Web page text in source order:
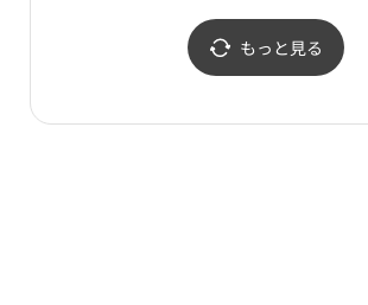
ヘウンデ（海雲台）店
(프로스펙스 세이브존 해もっと見る